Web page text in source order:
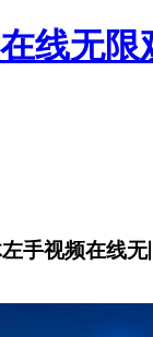
线无
视频在线无限